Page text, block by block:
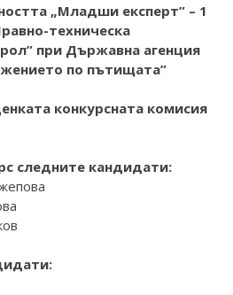
„Младши експерт” – 1
техническа
при Държавна агенция
по пътищата”
конкурсната комисия
следните кандидати: